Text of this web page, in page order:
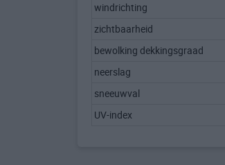
windrichting
zichtbaarheid
bewolking dekkingsgraad
neerslag
sneeuwval
UV-index